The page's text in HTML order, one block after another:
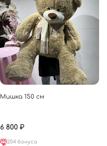
Мишка 150 см
6 800 ₽
204 бонуса